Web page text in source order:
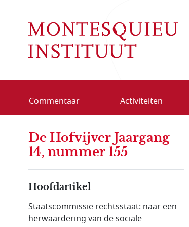
Commentaar Activiteiten
De Hofvijver Jaargang
14, nummer 155
Hoofdartikel
Staatscommissie rechtsstaat: naar een
herwaardering van de sociale